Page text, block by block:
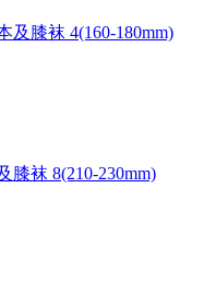
及膝袜 4(160-180mm)
膝袜 8(210-230mm)